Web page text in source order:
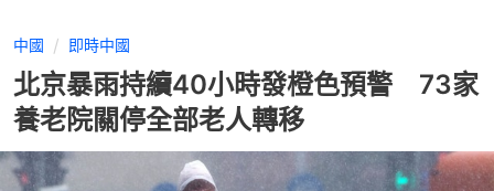
中國 即時中國
北京暴雨持續40小時發橙色預警 73家
養老院關停全部老人轉移